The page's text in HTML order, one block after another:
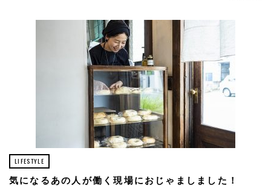
LIFESTYLE
気になるあの人が働く現場におじゃましました！